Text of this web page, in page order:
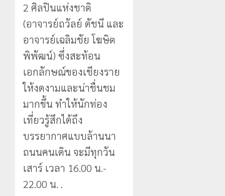
2 ศิลปินแห่งชาติ
(อาจารย์ถวัลย์ ดัชนี และ
อาจารย์เฉลิมชัย โฆษิต
พิพัฒน์) ซึ่งสะท้อน
เอกลักษณ์ของเชียงราย
ให้งดงามและน่าชื่นชม
มากขึ้น ทำให้นักท่อง
เที่ยวรู้สึกได้ถึง
บรรยากาศแบบล้านนา
ถนนคนเดิน จะมีทุกวัน
เสาร์ เวลา 16.00 น.-
22.00 น. .